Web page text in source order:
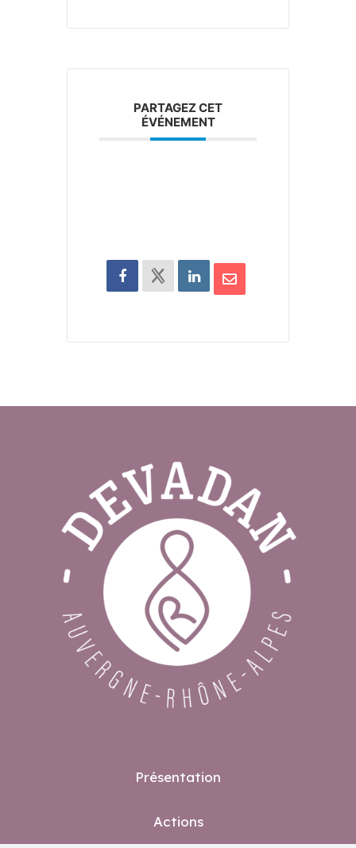
PARTAGEZ CET
ÉVÉNEMENT
Présentation
Actions